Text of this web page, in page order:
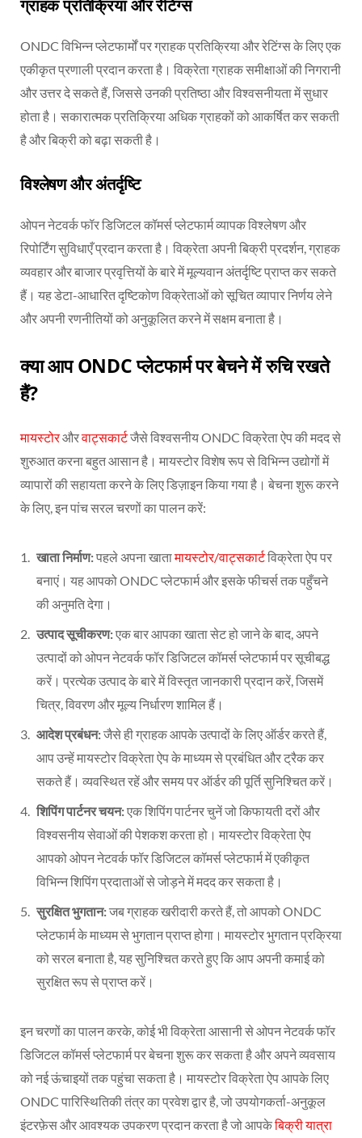
ग्राहक प्रतिक्रिया और रेटिंग्स
ONDC विभिन्न प्लेटफार्मों पर ग्राहक प्रतिक्रिया और रेटिंग्स के लिए एक
एकीकृत प्रणाली प्रदान करता है। विक्रेता ग्राहक समीक्षाओं की निगरानी
और उत्तर दे सकते हैं, जिससे उनकी प्रतिष्ठा और विश्वसनीयता में सुधार
होता है। सकारात्मक प्रतिक्रिया अधिक ग्राहकों को आकर्षित कर सकती
है और बिक्री को बढ़ा सकती है।
विश्लेषण और अंतर्दृष्टि
ओपन नेटवर्क फॉर डिजिटल कॉमर्स प्लेटफार्म व्यापक विश्लेषण और
रिपोर्टिंग सुविधाएँ प्रदान करता है। विक्रेता अपनी बिक्री प्रदर्शन, ग्राहक
व्यवहार और बाजार प्रवृत्तियों के बारे में मूल्यवान अंतर्दृष्टि प्राप्त कर सकते
हैं। यह डेटा-आधारित दृष्टिकोण विक्रेताओं को सूचित व्यापार निर्णय लेने
और अपनी रणनीतियों को अनुकूलित करने में सक्षम बनाता है।
क्या आप ONDC प्लेटफार्म पर बेचने में रुचि रखते
हैं?
मायस्टोरऔरवाट्सकार्टजैसे विश्वसनीय ONDC विक्रेता ऐप की मदद से
शुरुआत करना बहुत आसान है। मायस्टोर विशेष रूप से विभिन्न उद्योगों में
व्यापारों की सहायता करने के लिए डिज़ाइन किया गया है। बेचना शुरू करने
के लिए, इन पांच सरल चरणों का पालन करें:
खाता निर्माण:पहले अपना खातामायस्टोर/वाट्सकार्टविक्रेता ऐप पर
बनाएं। यह आपको ONDC प्लेटफार्म और इसके फीचर्स तक पहुँचने
की अनुमति देगा।
उत्पाद सूचीकरण:एक बार आपका खाता सेट हो जाने के बाद, अपने
उत्पादों को ओपन नेटवर्क फॉर डिजिटल कॉमर्स प्लेटफार्म पर सूचीबद्ध
करें। प्रत्येक उत्पाद के बारे में विस्तृत जानकारी प्रदान करें, जिसमें
चित्र, विवरण और मूल्य निर्धारण शामिल हैं।
आदेश प्रबंधन:जैसे ही ग्राहक आपके उत्पादों के लिए ऑर्डर करते हैं,
आप उन्हें मायस्टोर विक्रेता ऐप के माध्यम से प्रबंधित और ट्रैक कर
सकते हैं। व्यवस्थित रहें और समय पर ऑर्डर की पूर्ति सुनिश्चित करें।
शिपिंग पार्टनर चयन:एक शिपिंग पार्टनर चुनें जो किफायती दरों और
विश्वसनीय सेवाओं की पेशकश करता हो। मायस्टोर विक्रेता ऐप
आपको ओपन नेटवर्क फॉर डिजिटल कॉमर्स प्लेटफार्म में एकीकृत
विभिन्न शिपिंग प्रदाताओं से जोड़ने में मदद कर सकता है।
सुरक्षित भुगतान:जब ग्राहक खरीदारी करते हैं, तो आपको ONDC
प्लेटफार्म के माध्यम से भुगतान प्राप्त होगा। मायस्टोर भुगतान प्रक्रिया
को सरल बनाता है, यह सुनिश्चित करते हुए कि आप अपनी कमाई को
सुरक्षित रूप से प्राप्त करें।
इन चरणों का पालन करके, कोई भी विक्रेता आसानी से ओपन नेटवर्क फॉर
डिजिटल कॉमर्स प्लेटफार्म पर बेचना शुरू कर सकता है और अपने व्यवसाय
को नई ऊंचाइयों तक पहुंचा सकता है। मायस्टोर विक्रेता ऐप आपके लिए
ONDC पारिस्थितिकी तंत्र का प्रवेश द्वार है, जो उपयोगकर्ता-अनुकूल
इंटरफ़ेस और आवश्यक उपकरण प्रदान करता है जो आपकेबिक्री यात्रा